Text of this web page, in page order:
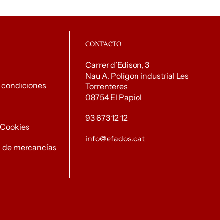
condiciones
de mercancías
CONTACTO
Carrer d’Edison, 3
Nau A. Polígon industrial Les
Torrenteres
08754 El Papiol
93 673 12 12
info@efados.cat